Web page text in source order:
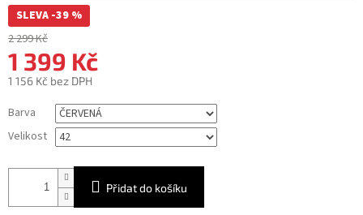
SLEVA -39 %
2 299 Kč
1 399 Kč
1 156 Kč bez DPH
cena:
Barva
Velikost
Přidat do košíku